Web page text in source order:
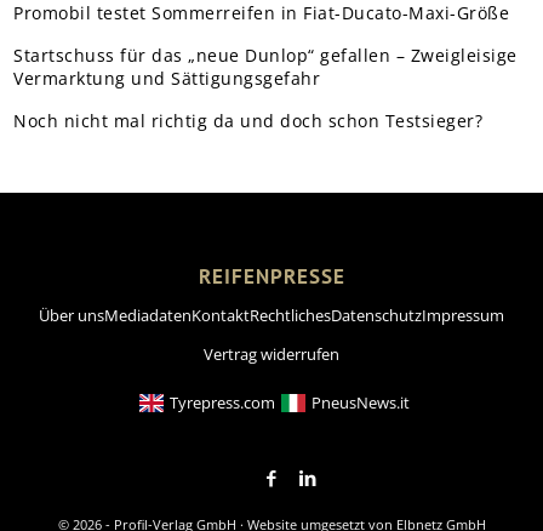
Promobil testet Sommerreifen in Fiat-Ducato-Maxi-Größe
Startschuss für das „neue Dunlop“ gefallen – Zweigleisige
Vermarktung und Sättigungsgefahr
Noch nicht mal richtig da und doch schon Testsieger?
REIFENPRESSE
Über unsMediadatenKontaktRechtlichesDatenschutzImpressum
Vertrag widerrufen
Tyrepress.com PneusNews.it
© 2026 - Profil-Verlag GmbH · Website umgesetzt von Elbnetz GmbH